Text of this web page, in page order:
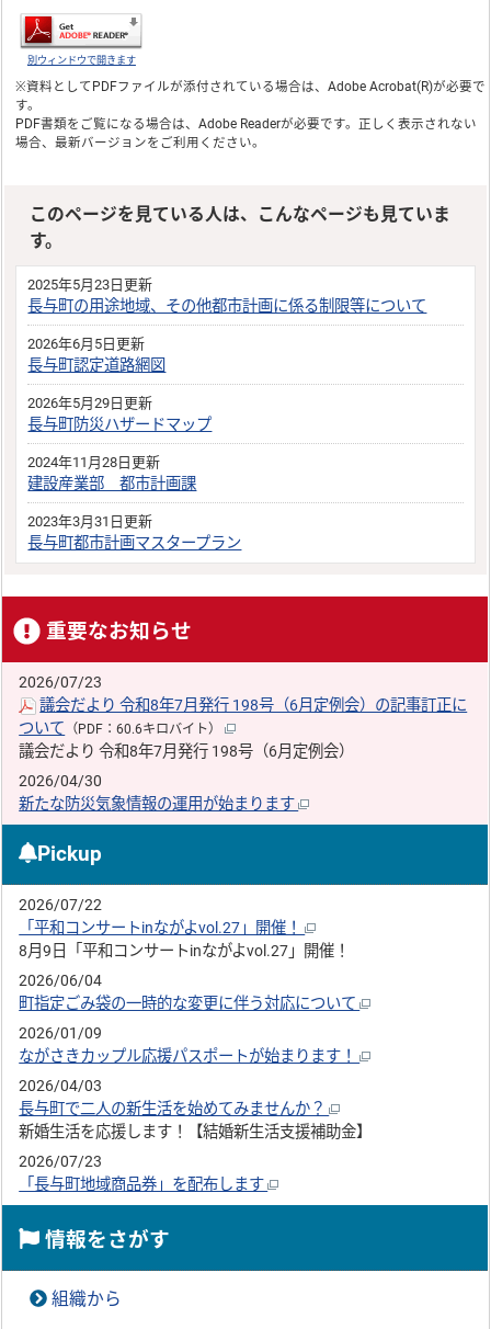
別ウィンドウで開きます
※資料としてPDFファイルが添付されている場合は、Adobe Acrobat(R)が必要で
す。
PDF書類をご覧になる場合は、Adobe Readerが必要です。正しく表示されない
場合、最新バージョンをご利用ください。
このページを見ている人は、こんなページも見ていま
す。
2025年5月23日更新
長与町の用途地域、その他都市計画に係る制限等について
2026年6月5日更新
長与町認定道路網図
2026年5月29日更新
長与町防災ハザードマップ
2024年11月28日更新
建設産業部 都市計画課
2023年3月31日更新
長与町都市計画マスタープラン
重要なお知らせ
2026/07/23
議会だより 令和8年7月発行 198号（6月定例会）の記事訂正に
ついて （PDF：60.6キロバイト）
議会だより 令和8年7月発行 198号（6月定例会）
2026/04/30
新たな防災気象情報の運用が始まります
Pickup
2026/07/22
「平和コンサートinながよvol.27」開催！
8月9日「平和コンサートinながよvol.27」開催！
2026/06/04
町指定ごみ袋の一時的な変更に伴う対応について
2026/01/09
ながさきカップル応援パスポートが始まります！
2026/04/03
長与町で二人の新生活を始めてみませんか？
新婚生活を応援します！【結婚新生活支援補助金】
2026/07/23
「長与町地域商品券」を配布します
情報をさがす
組織から